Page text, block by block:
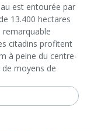
est entourée par
13.400 hectares
remarquable
citadins profitent
à peine du centre-
de moyens de